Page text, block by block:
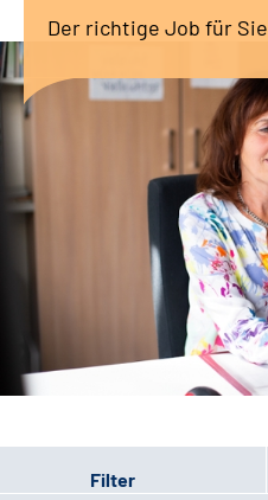
Sozialdienste & Zuweisende
Erweiterte Suche
Gebärdensprache
Leichte Sprache
Der richtige Job für Sie
Filter